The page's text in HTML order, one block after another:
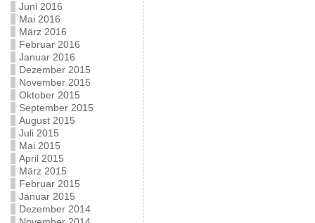
Juni 2016
Mai 2016
März 2016
Februar 2016
Januar 2016
Dezember 2015
November 2015
Oktober 2015
September 2015
August 2015
Juli 2015
Mai 2015
April 2015
März 2015
Februar 2015
Januar 2015
Dezember 2014